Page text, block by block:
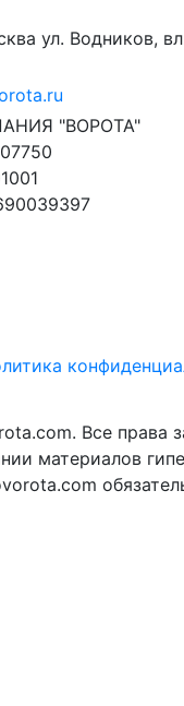
ул. Водников,
"ВОРОТА"
Все права
материалов